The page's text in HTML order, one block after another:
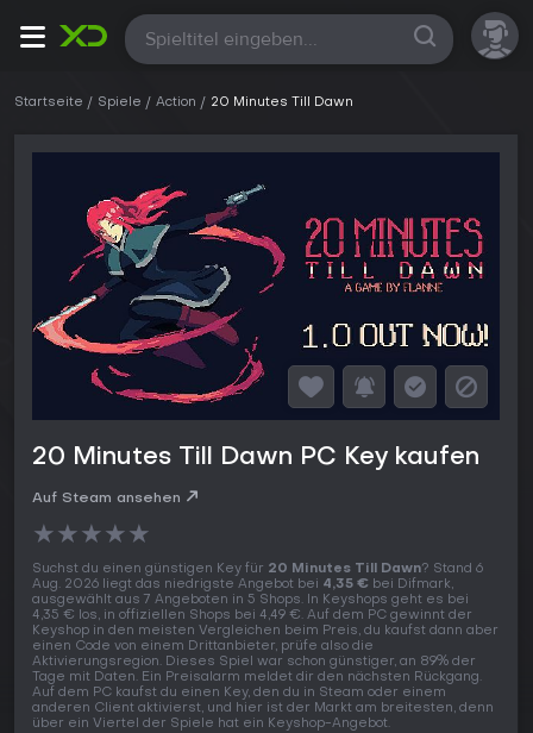
Alle
Startseite Spiele Action 20 Minutes Till Dawn
20 Minutes Till Dawn PC Key kaufen
Auf Steam ansehen
★★★★★
Suchst du einen günstigen Key für 20 Minutes Till Dawn? Stand 6
Aug. 2026 liegt das niedrigste Angebot bei 4,35 € bei Difmark,
ausgewählt aus 7 Angeboten in 5 Shops. In Keyshops geht es bei
4,35 € los, in offiziellen Shops bei 4,49 €. Auf dem PC gewinnt der
Keyshop in den meisten Vergleichen beim Preis, du kaufst dann aber
einen Code von einem Drittanbieter, prüfe also die
Aktivierungsregion. Dieses Spiel war schon günstiger, an 89% der
Tage mit Daten. Ein Preisalarm meldet dir den nächsten Rückgang.
Auf dem PC kaufst du einen Key, den du in Steam oder einem
anderen Client aktivierst, und hier ist der Markt am breitesten, denn
über ein Viertel der Spiele hat ein Keyshop-Angebot.